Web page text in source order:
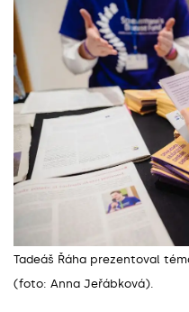
Tadeáš Řáha prezentoval
(foto: Anna Jeřábková).